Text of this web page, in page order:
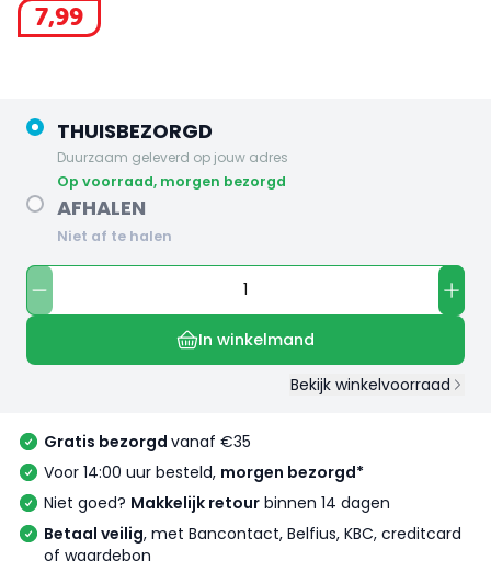
7,99
THUISBEZORGD
Duurzaam geleverd op jouw adres
op voorraad, morgen bezorgd
AFHALEN
Niet af te halen
In winkelmand
Bekijk winkelvoorraad
Gratis bezorgd vanaf €35
Voor 14:00 uur besteld, morgen bezorgd*
Niet goed? Makkelijk retour binnen 14 dagen
Betaal veilig, met Bancontact, Belfius, KBC, creditcard
of waardebon